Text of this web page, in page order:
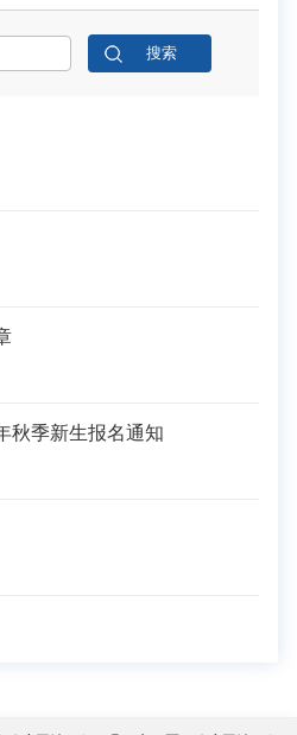
秋季新生报名通知